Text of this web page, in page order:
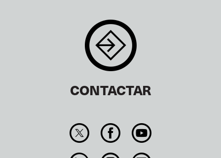
CONTACTAR